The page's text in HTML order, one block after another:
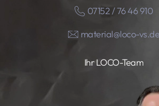
07152 / 76 46 910
material@loco-vs.de
Ihr LOCO-Team